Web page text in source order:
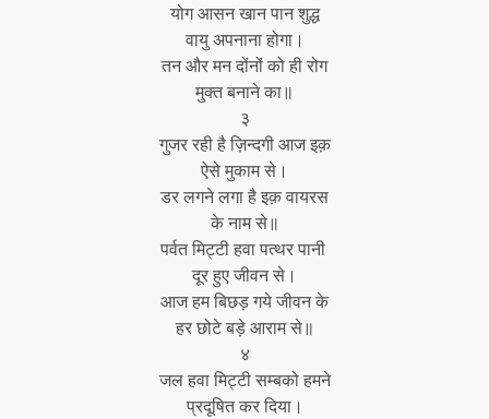
योग आसन खान पान शुद्ध
वायु अपनाना होगा।
तन और मन दोंनों को ही रोग
मुक्त बनाने का॥
३
गुजर रही है ज़िन्दगी आज इक़
ऐसे मुकाम से।
डर लगने लगा है इक़ वायरस
के नाम से॥
पर्वत मिट्टी हवा पत्थर पानी
दूर हुए जीवन से।
आज हम बिछड़ गये जीवन के
हर छोटे बड़े आराम से॥
४
जल हवा मिट्टी सम्बको हमने
प्रदूषित कर दिया।